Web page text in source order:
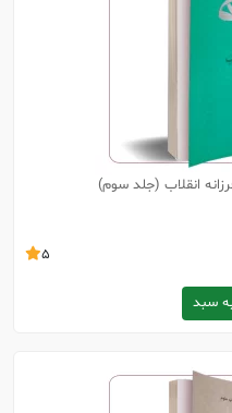
انقلاب (جلد سوم)
5
سبد